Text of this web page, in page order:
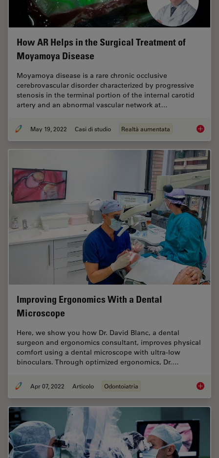
How AR Helps in the Surgical Treatment of
Moyamoya Disease
Moyamoya disease is a rare chronic occlusive
cerebrovascular disorder characterized by progressive
stenosis in the terminal portion of the internal carotid
artery and an abnormal vascular network at…
May 19, 2022 Casi di studio Realtà aumentata How
Improving Ergonomics With a Dental
Microscope
Here, we show you how Dr. David Blanc, a dental
surgeon and ergonomics consultant, improves physical
comfort using a dental microscope with ultra-low
binoculars. Through optimized ergonomics, Dr.…
Apr 07, 2022 Articolo Odontoiatria